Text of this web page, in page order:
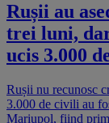
Rușii au
trei luni,
ucis 3.000
Rușii nu recunosc
3.000 de civili au
Mariupol, fiind